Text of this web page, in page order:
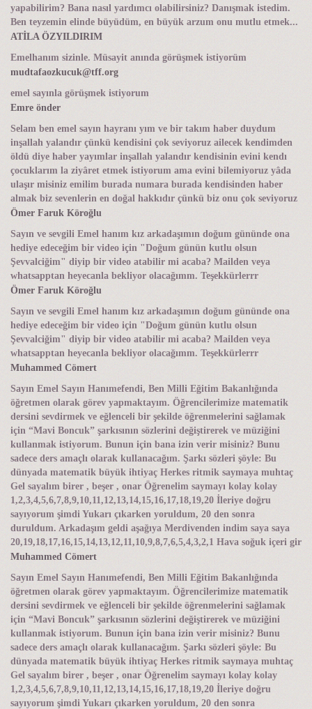
yapabilirim? Bana nasıl yardımcı olabilirsiniz? Danışmak istedim.
Ben teyzemin elinde büyüdüm, en büyük arzum onu mutlu etmek...
ATİLA ÖZYILDIRIM
Emelhanım sizinle. Müsayit anında görüşmek istiyorüm
mudtafaozkucuk@tff.org
emel sayınla görüşmek istiyorum
Emre önder
Selam ben emel sayın hayranı yım ve bir takım haber duydum
inşallah yalandır çünkü kendisini çok seviyoruz ailecek kendimden
öldü diye haber yayımlar inşallah yalandır kendisinin evini kendı
çocuklarım la ziyâret etmek istiyorum ama evini bilemiyoruz yâda
ulaşır misiniz emilim burada numara burada kendisinden haber
almak biz sevenlerin en doğal hakkıdır çünkü biz onu çok seviyoruz
Ömer Faruk Köroğlu
Sayın ve sevgili Emel hanım kız arkadaşımın doğum gününde ona
hediye edeceğim bir video için "Doğum günün kutlu olsun
Şevvalciğim" diyip bir video atabilir mi acaba? Mailden veya
whatsapptan heyecanla bekliyor olacağımm. Teşekkürlerrr
Ömer Faruk Köroğlu
Sayın ve sevgili Emel hanım kız arkadaşımın doğum gününde ona
hediye edeceğim bir video için "Doğum günün kutlu olsun
Şevvalciğim" diyip bir video atabilir mi acaba? Mailden veya
whatsapptan heyecanla bekliyor olacağımm. Teşekkürlerrr
Muhammed Cömert
Sayın Emel Sayın Hanımefendi, Ben Milli Eğitim Bakanlığında
öğretmen olarak görev yapmaktayım. Öğrencilerimize matematik
dersini sevdirmek ve eğlenceli bir şekilde öğrenmelerini sağlamak
için “Mavi Boncuk” şarkısının sözlerini değiştirerek ve müziğini
kullanmak istiyorum. Bunun için bana izin verir misiniz? Bunu
sadece ders amaçlı olarak kullanacağım. Şarkı sözleri şöyle: Bu
dünyada matematik büyük ihtiyaç Herkes ritmik saymaya muhtaç
Gel sayalım birer , beşer , onar Öğrenelim saymayı kolay kolay
1,2,3,4,5,6,7,8,9,10,11,12,13,14,15,16,17,18,19,20 İleriye doğru
sayıyorum şimdi Yukarı çıkarken yoruldum, 20 den sonra
duruldum. Arkadaşım geldi aşağıya Merdivenden indim saya saya
20,19,18,17,16,15,14,13,12,11,10,9,8,7,6,5,4,3,2,1 Hava soğuk içeri gir
Muhammed Cömert
Sayın Emel Sayın Hanımefendi, Ben Milli Eğitim Bakanlığında
öğretmen olarak görev yapmaktayım. Öğrencilerimize matematik
dersini sevdirmek ve eğlenceli bir şekilde öğrenmelerini sağlamak
için “Mavi Boncuk” şarkısının sözlerini değiştirerek ve müziğini
kullanmak istiyorum. Bunun için bana izin verir misiniz? Bunu
sadece ders amaçlı olarak kullanacağım. Şarkı sözleri şöyle: Bu
dünyada matematik büyük ihtiyaç Herkes ritmik saymaya muhtaç
Gel sayalım birer , beşer , onar Öğrenelim saymayı kolay kolay
1,2,3,4,5,6,7,8,9,10,11,12,13,14,15,16,17,18,19,20 İleriye doğru
sayıyorum şimdi Yukarı çıkarken yoruldum, 20 den sonra